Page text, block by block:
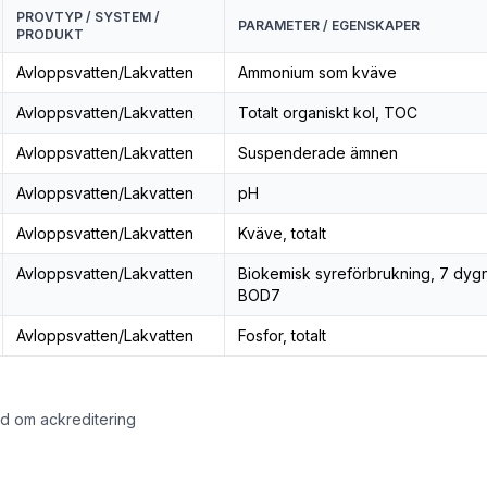
PROVTYP / SYSTEM /
PRODUKT
PARAMETER / EGENSKAPER
Avloppsvatten/Lakvatten Ammonium som kväve
Avloppsvatten/Lakvatten Totalt organiskt kol, TOC
Avloppsvatten/Lakvatten Suspenderade ämnen
Avloppsvatten/Lakvatten pH
Avloppsvatten/Lakvatten Kväve, totalt
Avloppsvatten/Lakvatten
Biokemisk syreförbrukning, 7
BOD7
Avloppsvatten/Lakvatten Fosfor, totalt
om ackreditering